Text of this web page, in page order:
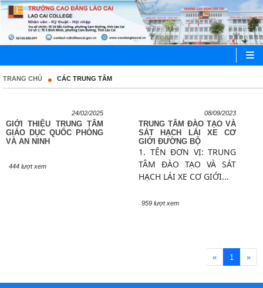
TRANG CHỦ CÁC TRUNG TÂM
24/02/2025
GIỚI THIỆU TRUNG TÂM
GIÁO DỤC QUỐC PHÒNG
VÀ AN NINH
444 lượt xem
08/09/2023
TRUNG TÂM ĐÀO TẠO VÀ
SÁT HẠCH LÁI XE CƠ
GIỚI ĐƯỜNG BỘ
1. TÊN ĐƠN VỊ: TRUNG
TÂM ĐÀO TẠO VÀ SÁT
HẠCH LÁI XE CƠ GIỚI...
959 lượt xem
« 1 »